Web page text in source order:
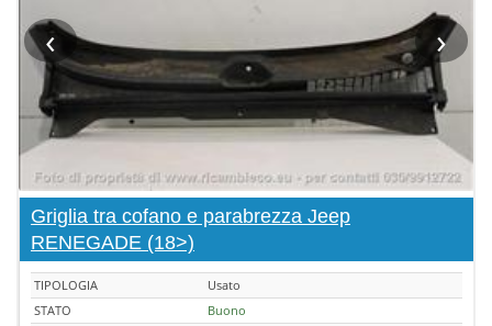
‹ ›
Griglia tra cofano e parabrezza Jeep
RENEGADE (18>)
TIPOLOGIA
Usato
STATO
Buono